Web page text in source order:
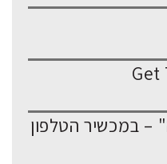
במכשיר הטלפון